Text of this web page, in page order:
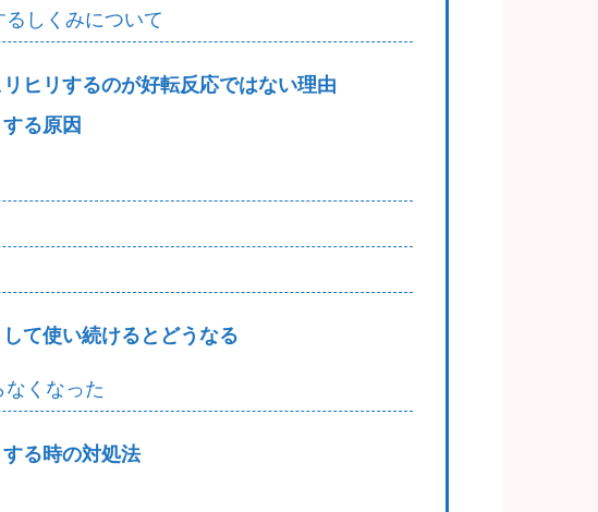
しくみについて
ヒリするのが好転反応ではない理由
る原因
て使い続けるとどうなる
くなった
る時の対処法